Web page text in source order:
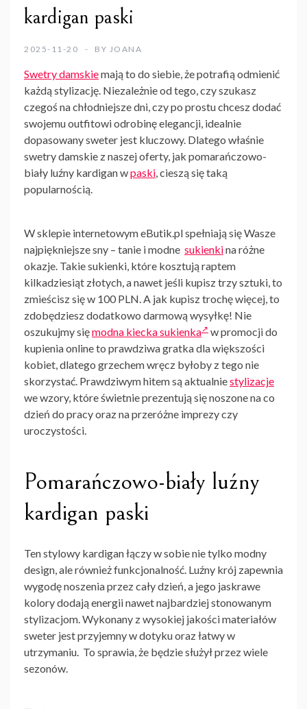
kardigan paski
2025-11-20 BY JOANA
Swetry damskiemają to do siebie, że potrafią odmienić
każdą stylizację. Niezależnie od tego, czy szukasz
czegoś na chłodniejsze dni, czy po prostu chcesz dodać
swojemu outfitowi odrobinę elegancji, idealnie
dopasowany sweter jest kluczowy. Dlatego właśnie
swetry damskie z naszej oferty, jak pomarańczowo-
biały luźny kardigan wpaski, cieszą się taką
popularnością.
W sklepie internetowym eButik.pl spełniają się Wasze
najpiękniejsze sny – tanie i modne sukienkina różne
okazje. Takiesukienki, które kosztują raptem
kilkadziesiąt złotych, a nawet jeśli kupisz trzy sztuki, to
zmieścisz się w 100 PLN. A jak kupisz trochę więcej, to
zdobędziesz dodatkowo darmową wysyłkę! Nie
oszukujmy sięmodna kiecka sukienka
w promocji do
kupienia online to prawdziwa gratka dla większości
kobiet, dlatego grzechem wręcz byłoby z tego nie
skorzystać. Prawdziwym hitem są aktualniestylizacje
we wzory, które świetnie prezentują się noszone na co
dzień do pracy oraz na przeróżne imprezy czy
uroczystości.
Pomarańczowo-biały luźny
kardigan paski
Ten stylowy kardigan łączy w sobie nie tylko modny
design, ale również funkcjonalność. Luźny krój zapewnia
wygodę noszenia przez cały dzień, a jego jaskrawe
kolory dodają energii nawet najbardziej stonowanym
stylizacjom. Wykonany z wysokiej jakości materiałów
sweter jest przyjemny w dotyku oraz łatwy w
utrzymaniu. To sprawia, że będzie służył przez wiele
sezonów.